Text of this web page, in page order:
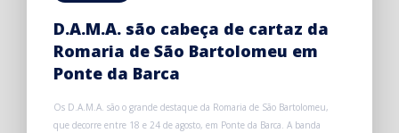
D.A.M.A. são cabeça de cartaz da
Romaria de São Bartolomeu em
Ponte da Barca
Os D.A.M.A. são o grande destaque da Romaria de São Bartolomeu,
que decorre entre 18 e 24 de agosto, em Ponte da Barca. A banda